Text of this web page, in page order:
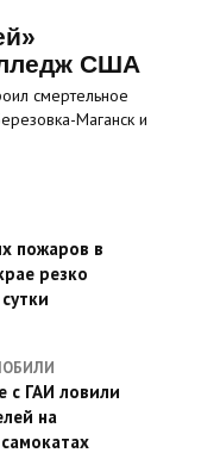
США
смертельное
Маганск и
пожаров в
резко
с ГАИ ловили
на